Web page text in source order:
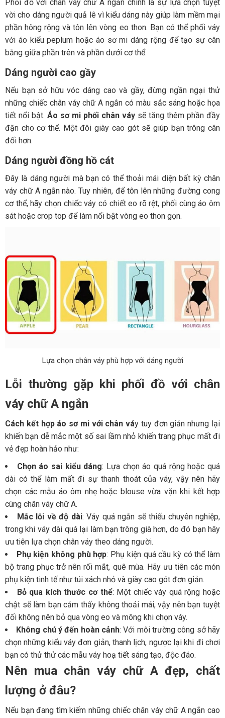
Phối đồ với chân váy chữ A ngắn chính là sự lựa chọn tuyệt
vời cho dáng người quả lê vì kiểu dáng này giúp làm mềm mại
phần hông rộng và tôn lên vòng eo thon. Bạn có thể phối váy
với áo kiểu peplum hoặc áo sơ mi dáng rộng để tạo sự cân
bằng giữa phần trên và phần dưới cơ thể.
Dáng người cao gầy
Nếu bạn sở hữu vóc dáng cao và gầy, đừng ngần ngại thử
những chiếc chân váy chữ A ngắn có màu sắc sáng hoặc họa
tiết nổi bật. Áo sơ mi phối chân váy sẽ tăng thêm phần đầy
đặn cho cơ thể. Một đôi giày cao gót sẽ giúp bạn trông cân
đối hơn.
Dáng người đồng hồ cát
Đây là dáng người mà bạn có thể thoải mái diện bất kỳ chân
váy chữ A ngắn nào. Tuy nhiên, để tôn lên những đường cong
cơ thể, hãy chọn chiếc váy có chiết eo rõ rệt, phối cùng áo ôm
sát hoặc crop top để làm nổi bật vòng eo thon gọn.
Lựa chọn chân váy phù hợp với dáng người
Lỗi thường gặp khi phối đồ với chân
váy chữ A ngắn
Cách kết hợp áo sơ mi với chân váy tuy đơn giản nhưng lại
khiến bạn dễ mắc một số sai lầm nhỏ khiến trang phục mất đi
vẻ đẹp hoàn hảo như:
Chọn áo sai kiểu dáng: Lựa chọn áo quá rộng hoặc quá
dài có thể làm mất đi sự thanh thoát của váy, vậy nên hãy
chọn các mẫu áo ôm nhẹ hoặc blouse vừa vặn khi kết hợp
cùng chân váy chữ A.
Mắc lỗi về độ dài: Váy quá ngắn sẽ thiếu chuyên nghiệp,
trong khi váy dài quá lại làm bạn trông già hơn, do đó bạn hãy
ưu tiên lựa chọn chân váy theo dáng người.
Phụ kiện không phù hợp: Phụ kiện quá cầu kỳ có thể làm
bộ trang phục trở nên rối mắt, quê mùa. Hãy ưu tiên các món
phụ kiện tinh tế như túi xách nhỏ và giày cao gót đơn giản.
Bỏ qua kích thước cơ thể: Một chiếc váy quá rộng hoặc
chật sẽ làm bạn cảm thấy không thoải mái, vậy nên bạn tuyệt
đối không nên bỏ qua vòng eo và mông khi chọn váy.
Không chú ý đến hoàn cảnh: Với môi trường công sở hãy
chọn những kiểu váy đơn giản, thanh lịch, ngược lại khi đi chơi
bạn có thử thử các mẫu váy hoạ tiết sáng tạo, độc đáo.
Nên mua chân váy chữ A đẹp, chất
lượng ở đâu?
Nếu bạn đang tìm kiếm những chiếc chân váy chữ A ngắn cao